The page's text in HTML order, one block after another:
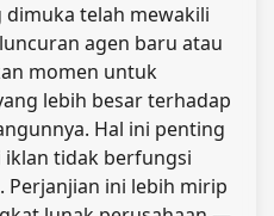
telah mewakili
agen baru atau
momen untuk
lebih besar terhadap
Hal ini penting
tidak berfungsi
Perjanjian ini lebih mirip